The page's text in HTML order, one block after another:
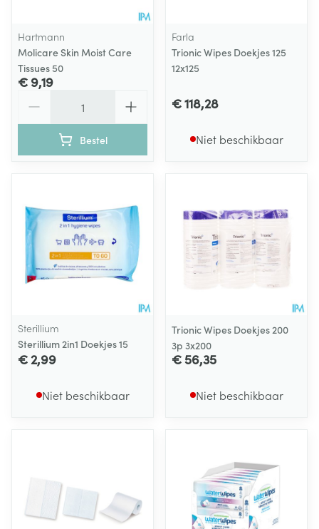
Hartmann
Molicare Skin Moist Care
Tissues 50
€ 9,19
Bestel
Farla
Trionic Wipes Doekjes 125
12x125
€ 118,28
Niet beschikbaar
Sterillium
Sterillium 2in1 Doekjes 15
€ 2,99
Niet beschikbaar
Trionic Wipes Doekjes 200
3p 3x200
€ 56,35
Niet beschikbaar